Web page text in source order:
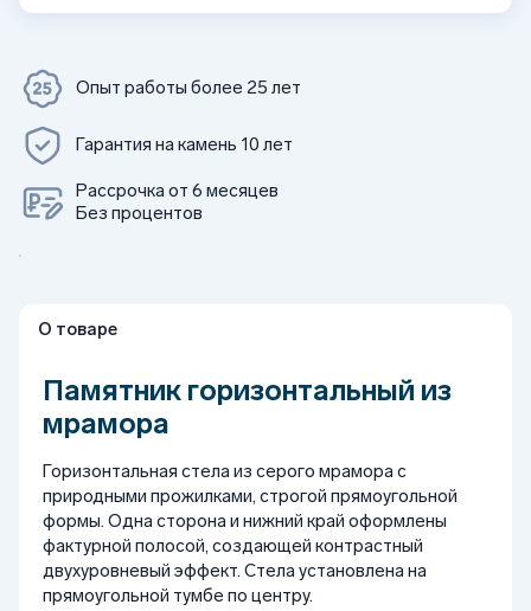
Опыт работы более 25 лет
Гарантия на камень 10 лет
Рассрочка от 6 месяцев
Без процентов
О товаре
Памятник горизонтальный из
мрамора
Горизонтальная стела из серого мрамора с
природными прожилками, строгой прямоугольной
формы. Одна сторона и нижний край оформлены
фактурной полосой, создающей контрастный
двухуровневый эффект. Стела установлена на
прямоугольной тумбе по центру.